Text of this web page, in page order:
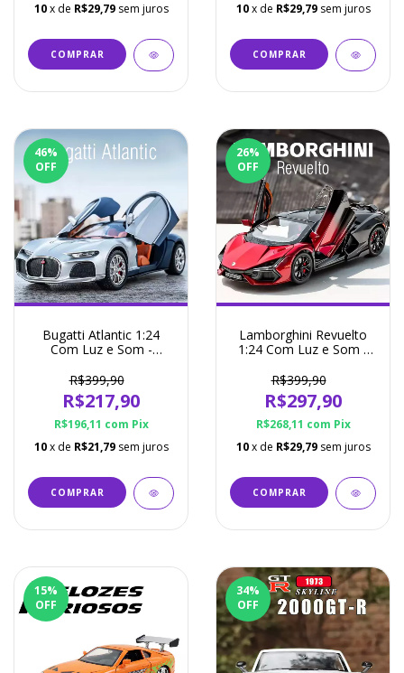
10 x de R$29,79 sem juros
COMPRAR
10 x de R$29,79 sem juros
COMPRAR
46%
OFF
Bugatti Atlantic 1:24
Com Luz e Som -
Cores Disponíveis
R$399,90
R$217,90
R$196,11 com Pix
10 x de R$21,79 sem juros
COMPRAR
26%
OFF
Lamborghini Revuelto
1:24 Com Luz e Som -
Cores Disponíveis
R$399,90
R$297,90
R$268,11 com Pix
10 x de R$29,79 sem juros
COMPRAR
15%
OFF
34%
OFF